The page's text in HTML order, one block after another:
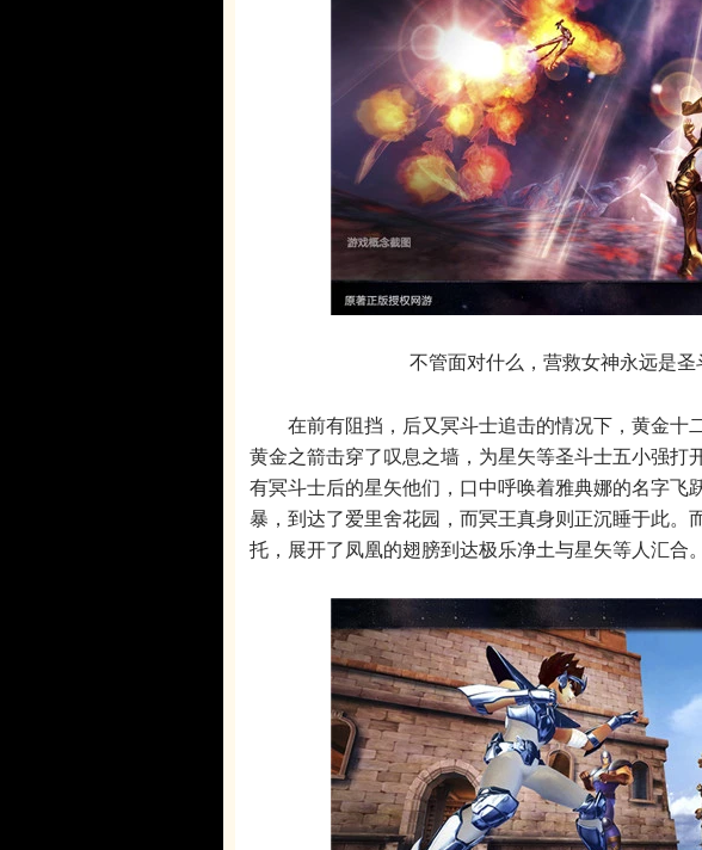
不管面对什么，营救女神永远是圣
在前有阻挡，后又冥斗士追击的情况下，黄金十
黄金之箭击穿了叹息之墙，为星矢等圣斗士五小强打
有冥斗士后的星矢他们，口中呼唤着雅典娜的名字飞
暴，到达了爱里舍花园，而冥王真身则正沉睡于此。
托，展开了凤凰的翅膀到达极乐净土与星矢等人汇合。